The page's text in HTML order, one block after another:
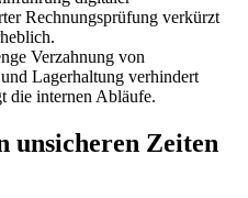
Rechnungsprüfung verkürzt
Verzahnung von
Lagerhaltung verhindert
die internen Abläufe.
unsicheren Zeiten